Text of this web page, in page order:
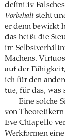
definitiv
Vorbehalt steht
er denn bewirkt
das heißt die
im
Machens.
auf der
ich für den
tue, für das, was
Eine solche
von
Eve Chiapello
Werkformen